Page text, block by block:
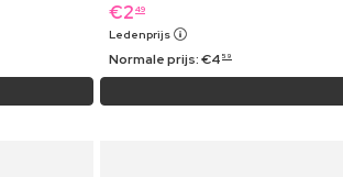
€2 49
Ledenprijs
Normale prijs:€4 59